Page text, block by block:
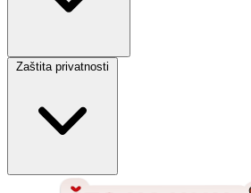
Zaštita privatnosti